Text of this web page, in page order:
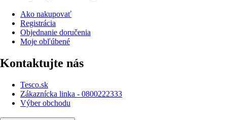
Ako nakupovať
Registrácia
Objednanie doručenia
Moje obľúbené
Kontaktujte nás
Tesco.sk
Zákaznícka linka - 0800222333
Výber obchodu